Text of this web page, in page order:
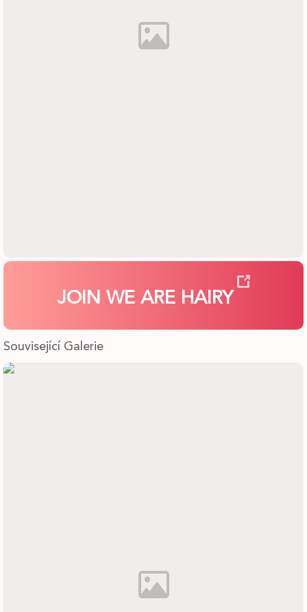
JOIN WE ARE HAIRY
Související Galerie